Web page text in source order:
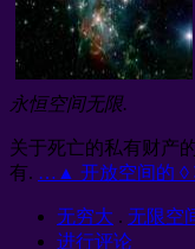
永恒空间无限.
关于死亡的私有财产
有. …▲ 开放空间的 ◊
无穷大 . 无限空
进行评论